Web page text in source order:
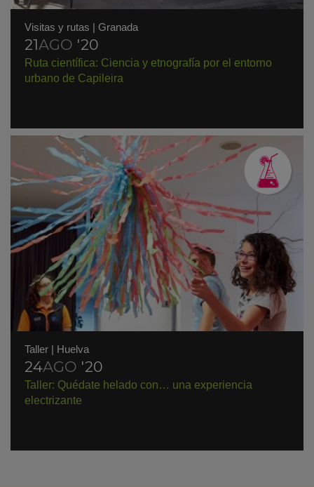
Visitas y rutas | Granada
21AGO '20
Ruta científica: Ciencia y etnografía por el entorno
urbano de Capileira
Taller | Huelva
24AGO '20
Taller: Quédate helado con… una experiencia
electrizante